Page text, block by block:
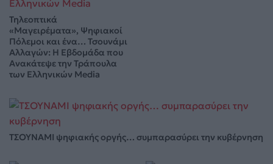
Τηλεοπτικά
«Μαγειρέματα», Ψηφιακοί
Πόλεμοι και ένα… Τσουνάμι
Αλλαγών: Η Εβδομάδα που
Ανακάτεψε την Τράπουλα
των Ελληνικών Media
ΤΣΟΥΝΑΜΙ ψηφιακής οργής… συμπαρασύρει την κυβέρνηση